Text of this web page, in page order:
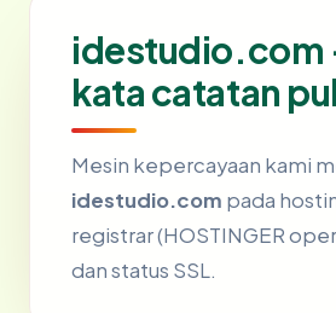
idestudio.com
kata catatan
Mesin kepercayaan kami
idestudio.com pada
registrar (HOSTINGER
dan status SSL.